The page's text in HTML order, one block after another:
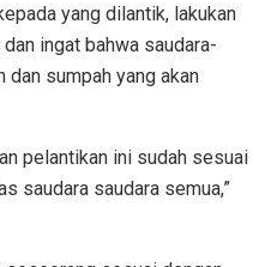
yang dilantik, lakukan
ingat bahwa saudara-
dan sumpah yang akan
pelantikan ini sudah sesuai
saudara saudara semua,”